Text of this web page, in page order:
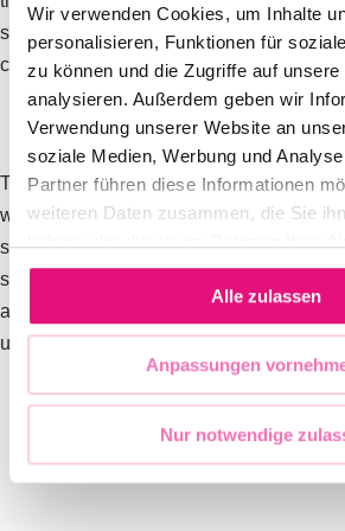
Wir verwenden Cookies, um Inhalte
personalisieren, Funktionen für
zu können und die Zugriffe auf
analysieren. Außerdem geben wir
Verwendung unserer Website an
soziale Medien, Werbung und
Partner führen diese Informationen
weiteren Daten zusammen, die Sie
gesammelt haben.
Alle zulassen
Anpassungen
Nur notwendige
situation as queer people and to
campaigning.
The members of CSD Deutschland
with an overwhelming majority. Due to
situation, adjustments are now
supports the Campaign Council and
advisory capacity in order to successfully
umbrella campaign in the coming year.